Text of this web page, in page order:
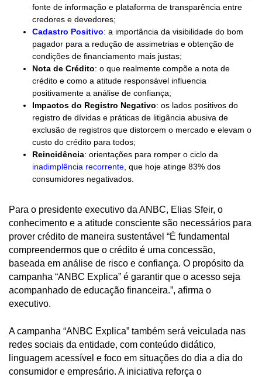
fonte de informação e plataforma de transparência entre
credores e devedores;
Cadastro Positivo: a importância da visibilidade do bom
pagador para a redução de assimetrias e obtenção de
condições de financiamento mais justas;
Nota de Crédito: o que realmente compõe a nota de
crédito e como a atitude responsável influencia
positivamente a análise de confiança;
Impactos do Registro Negativo: os lados positivos do
registro de dívidas e práticas de litigância abusiva de
exclusão de registros que distorcem o mercado e elevam o
custo do crédito para todos;
Reincidência: orientações para romper o ciclo da
inadimplência recorrente , que hoje atinge 83% dos
consumidores negativados.
Para o presidente executivo da ANBC, Elias Sfeir, o
conhecimento e a atitude consciente são necessários para
prover crédito de maneira sustentável “É fundamental
compreendermos que o crédito é uma concessão,
baseada em análise de risco e confiança. O propósito da
campanha “ANBC Explica” é garantir que o acesso seja
acompanhado de educação financeira.”, afirma o
executivo.
A campanha “ANBC Explica” também será veiculada nas
redes sociais da entidade, com conteúdo didático,
linguagem acessível e foco em situações do dia a dia do
consumidor e empresário. A iniciativa reforça o